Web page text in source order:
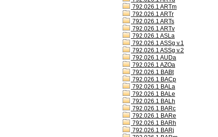
792.026.1 ARTm
792.026.1 ARTr
792.026.1 ARTs
792.026.1 ARTv
792.026.1 ASLa
792.026.1 ASSg v.1
792.026.1 ASSg v.2
792.026.1 AUDa
792.026.1 AZOa
792.026.1 BABt
792.026.1 BACp
792.026.1 BALa
792.026.1 BALe
792.026.1 BALh
792.026.1 BARc
792.026.1 BARe
792.026.1 BARh
792.026.1 BARj